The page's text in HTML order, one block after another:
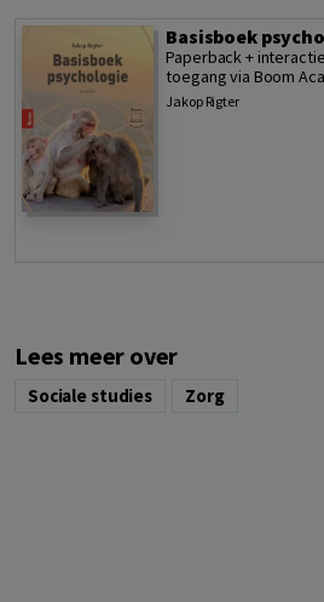
Basisboek
Jakop Rigter
Paperback +
toegang via Boom
Lees meer over
Sociale studies Zorg